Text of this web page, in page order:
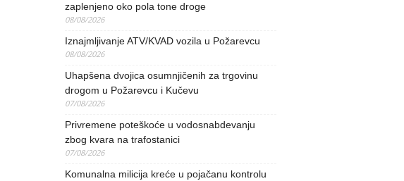
zaplenjeno oko pola tone droge
08/08/2026
Iznajmljivanje ATV/KVAD vozila u Požarevcu
08/08/2026
Uhapšena dvojica osumnjičenih za trgovinu
drogom u Požarevcu i Kučevu
07/08/2026
Privremene poteškoće u vodosnabdevanju
zbog kvara na trafostanici
07/08/2026
Komunalna milicija kreće u pojačanu kontrolu